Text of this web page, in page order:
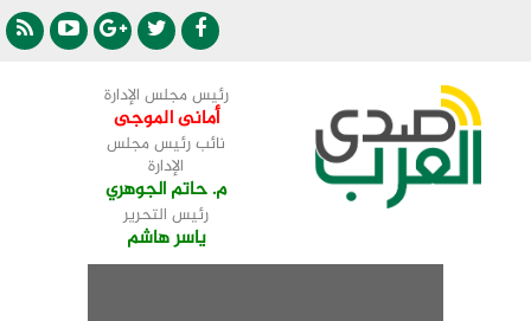
رئيس مجلس الإدارة
أمانى الموجى
نائب رئيس مجلس
الإدارة
م. حاتم الجوهري
رئيس التحرير
ياسر هاشم